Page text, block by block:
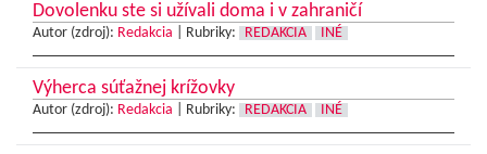
Dovolenku ste si užívali doma i v zahraničí
Autor (zdroj): Redakcia Rubriky: REDAKCIA INÉ
Výherca súťažnej krížovky
Autor (zdroj): Redakcia Rubriky: REDAKCIA INÉ